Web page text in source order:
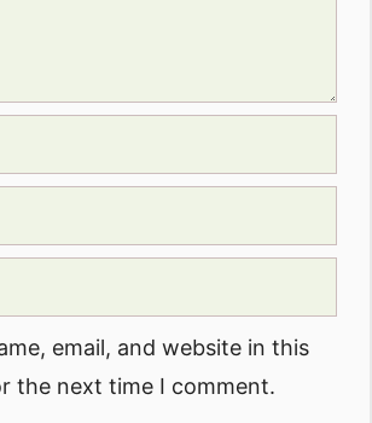
email, and website in this
the next time I comment.